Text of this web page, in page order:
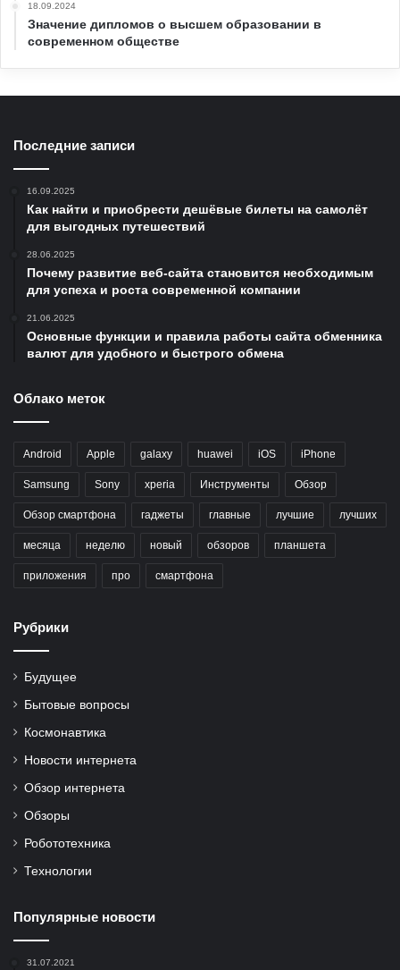
18.09.2024
Значение дипломов о высшем образовании в
современном обществе
Последние записи
16.09.2025
Как найти и приобрести дешёвые билеты на самолёт
для выгодных путешествий
28.06.2025
Почему развитие веб-сайта становится необходимым
для успеха и роста современной компании
21.06.2025
Основные функции и правила работы сайта обменника
валют для удобного и быстрого обмена
Облако меток
Android Apple galaxy huawei iOS iPhone
Samsung Sony xperia Инструменты Обзор
Обзор смартфона гаджеты главные лучшие лучших
месяца неделю новый обзоров планшета
приложения про смартфона
Рубрики
Будущее
Бытовые вопросы
Космонавтика
Новости интернета
Обзор интернета
Обзоры
Робототехника
Технологии
Популярные новости
31.07.2021